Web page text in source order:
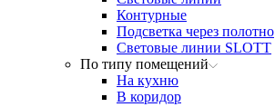
Контурные
Подсветка через полотно
Световые линии SLOTT
По типу помещений
На кухню
В коридор